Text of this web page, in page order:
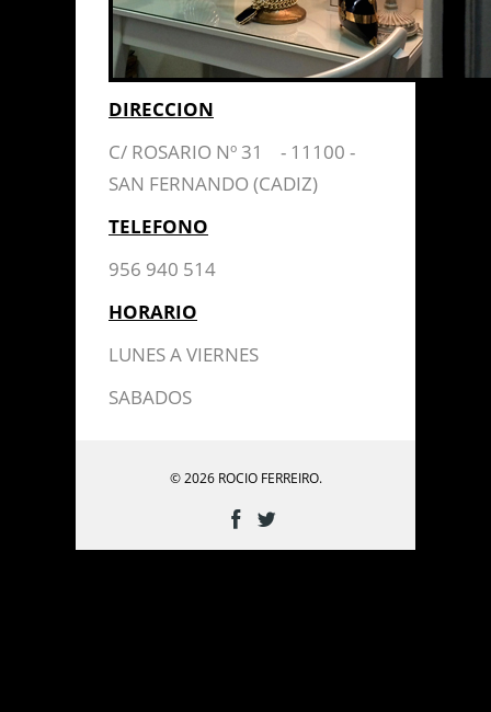
DIRECCION
C/ ROSARIO Nº 31 - 11100 -
SAN FERNANDO (CADIZ)
TELEFONO
956 940 514
HORARIO
LUNES A VIERNES
SABADOS
© 2026 ROCIO FERREIRO.